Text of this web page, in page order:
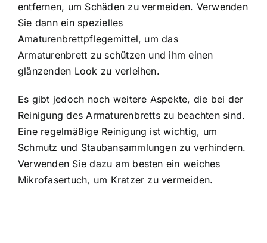
entfernen, um Schäden zu vermeiden. Verwenden
Sie dann ein spezielles
Amaturenbrettpflegemittel, um das
Armaturenbrett zu schützen und ihm einen
glänzenden Look zu verleihen.
Es gibt jedoch noch weitere Aspekte, die bei der
Reinigung des Armaturenbretts zu beachten sind.
Eine regelmäßige Reinigung ist wichtig, um
Schmutz und Staubansammlungen zu verhindern.
Verwenden Sie dazu am besten ein weiches
Mikrofasertuch, um Kratzer zu vermeiden.